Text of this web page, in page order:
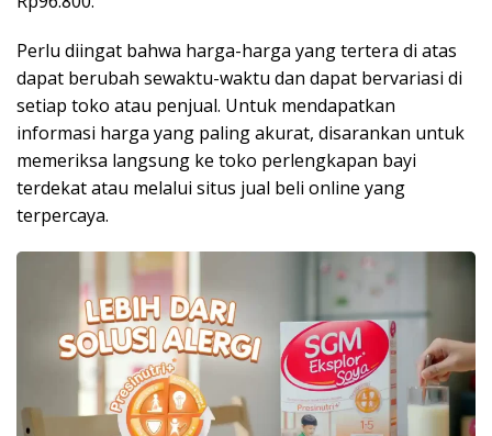
Perlu diingat bahwa harga-harga yang tertera di atas
dapat berubah sewaktu-waktu dan dapat bervariasi di
setiap toko atau penjual. Untuk mendapatkan
informasi harga yang paling akurat, disarankan untuk
memeriksa langsung ke toko perlengkapan bayi
terdekat atau melalui situs jual beli online yang
terpercaya.